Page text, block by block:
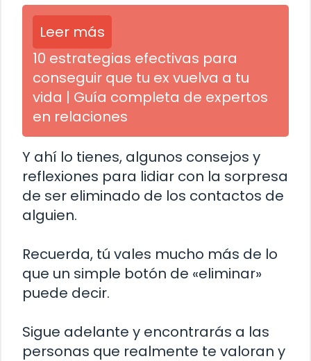
Leer más
10 estrategias efectivas para
conseguir que tu ex vuelva a tu
vida | Guía completa de expertos
en relaciones
Y ahí lo tienes, algunos consejos y
reflexiones para lidiar con la sorpresa
de ser eliminado de los contactos de
alguien.
Recuerda, tú vales mucho más de lo
que un simple botón de «eliminar»
puede decir.
Sigue adelante y encontrarás a las
personas que realmente te valoran y